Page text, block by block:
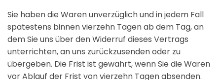
Sie haben die Waren unverzüglich und in jedem Fall
spätestens binnen vierzehn Tagen ab dem Tag, an
dem Sie uns über den Widerruf dieses Vertrags
unterrichten, an uns zurückzusenden oder zu
übergeben. Die Frist ist gewahrt, wenn Sie die Waren
vor Ablauf der Frist von vierzehn Tagen absenden.